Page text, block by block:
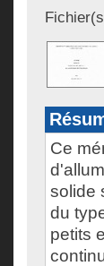
Ce
solide
du
petits